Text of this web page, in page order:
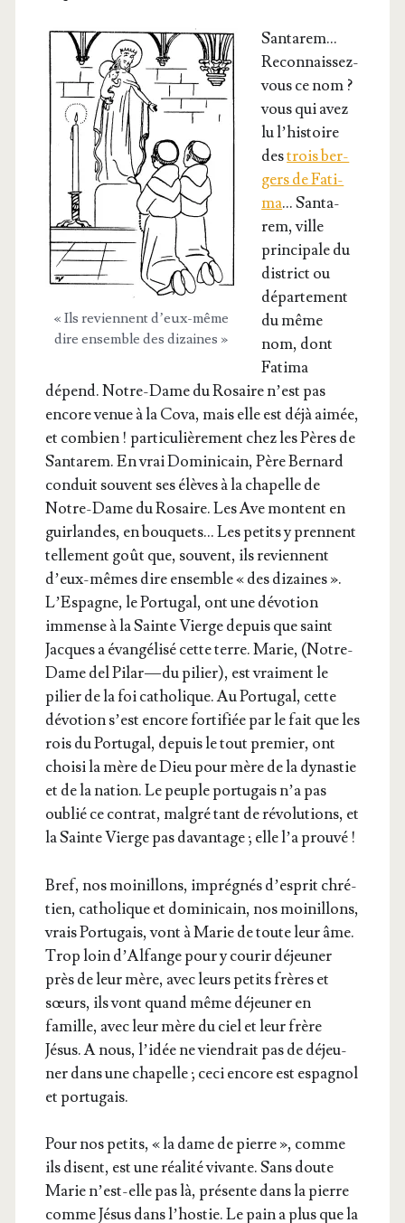
« Ils reviennent d’eux-même
dire ensemble des dizaines »
San­ta­rem…
Recon­nais­sez-
vous ce nom ?
vous qui avez
lu l’his­toire
destrois ber­
gers de Fati­
ma… San­ta­
rem, ville
prin­ci­pale du
dis­trict ou
dépar­te­ment
du même
nom, dont
Fati­ma
dépend. Notre-Dame du Rosaire n’est pas
encore venue à la Cova, mais elle est déjà aimée,
et com­bien ! par­ti­cu­liè­re­ment chez les Pères de
San­ta­rem. En vrai Domi­ni­cain, Père Ber­nard
conduit sou­vent ses élèves à la cha­pelle de
Notre-Dame du Rosaire. Les Ave montent en
guir­landes, en bou­quets… Les petits y prennent
tel­le­ment goût que, sou­vent, ils reviennent
d’eux-mêmes dire ensemble « des dizaines ».
L’Espagne, le Por­tu­gal, ont une dévo­tion
immense à la Sainte Vierge depuis que saint
Jacques a évan­gé­li­sé cette terre. Marie, (Notre-
Dame del Pilar — du pilier), est vrai­ment le
pilier de la foi catho­lique. Au Por­tu­gal, cette
dévo­tion s’est encore for­ti­fiée par le fait que les
rois du Por­tu­gal, depuis le tout pre­mier, ont
choi­si la mère de Dieu pour mère de la dynas­tie
et de la nation. Le peuple por­tu­gais n’a pas
oublié ce contrat, mal­gré tant de révo­lu­tions, et
la Sainte Vierge pas davan­tage ; elle l’a prouvé !
Bref, nos moi­nillons, impré­gnés d’es­prit chré­
tien, catho­lique et domi­ni­cain, nos moi­nillons,
vrais Por­tu­gais, vont à Marie de toute leur âme.
Trop loin d’Al­fange pour y cou­rir déjeu­ner
près de leur mère, avec leurs petits frères et
sœurs, ils vont quand même déjeu­ner en
famille, avec leur mère du ciel et leur frère
Jésus. A nous, l’i­dée ne vien­drait pas de déjeu­
ner dans une cha­pelle ; ceci encore est espa­gnol
et portugais.
Pour nos petits, « la dame de pierre », comme
ils disent, est une réa­li­té vivante. Sans doute
Marie n’est-elle pas là, pré­sente dans la pierre
comme Jésus dans l’hos­tie. Le pain a plus que la